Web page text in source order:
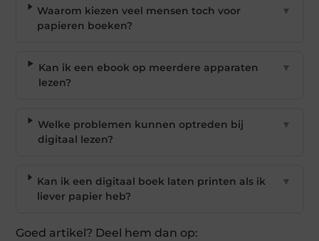
Waarom kiezen veel mensen toch voor
papieren boeken?
▼
Kan ik een ebook op meerdere apparaten
lezen?
▼
Welke problemen kunnen optreden bij
digitaal lezen?
▼
Kan ik een digitaal boek laten printen als ik
liever papier heb?
▼
Goed artikel? Deel hem dan op: